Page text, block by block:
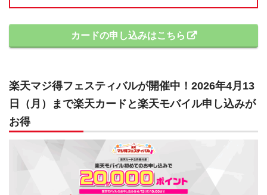
カードの申し込みはこちら
楽天マジ得フェスティバルが開催中！2026年4月13
日（月）まで楽天カードと楽天モバイル申し込みが
お得